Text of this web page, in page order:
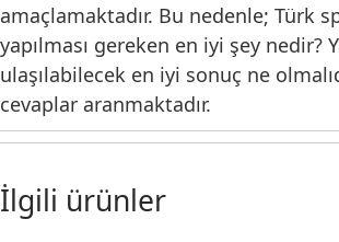
amaçlamaktadır. Bu nedenle; Türk
yapılması gereken en iyi şey nedir?
ulaşılabilecek en iyi sonuç ne
cevaplar aranmaktadır.
İlgili ürünler